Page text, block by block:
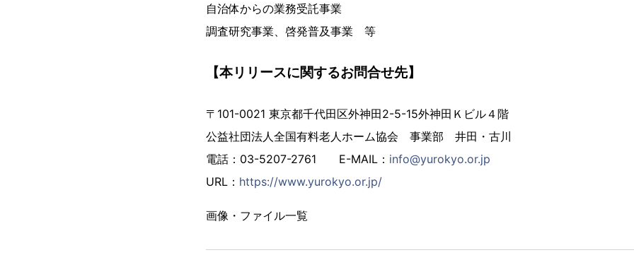
自治体からの業務受託事業
調査研究事業、啓発普及事業 等
【本リリースに関するお問合せ先】
〒101-0021 東京都千代田区外神田2-5-15外神田Ｋビル４階
公益社団法人全国有料老人ホーム協会 事業部 井田・古川
電話：03-5207-2761 E-MAIL： info@yurokyo.or.jp
URL： https://www.yurokyo.or.jp/
画像・ファイル一覧